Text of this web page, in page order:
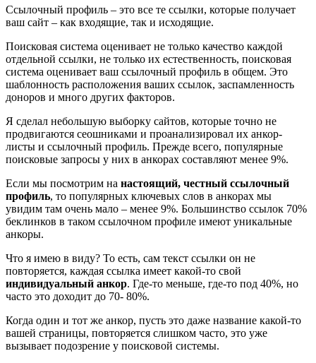
Ссылочный профиль – это все те ссылки, которые получает
ваш сайт – как входящие, так и исходящие.
Поисковая система оценивает не только качество каждой
отдельной ссылки, не только их естественность, поисковая
система оценивает ваш ссылочный профиль в общем. Это
шаблонность расположения ваших ссылок, заспамленность
доноров и много других факторов.
Я сделал небольшую выборку сайтов, которые точно не
продвигаются сеошниками и проанализировал их анкор-
листы и ссылочный профиль. Прежде всего, популярные
поисковые запросы у них в анкорах составляют менее 9%.
Если мы посмотрим на настоящий, честный ссылочный
профиль, то популярных ключевых слов в анкорах мы
увидим там очень мало – менее 9%. Большинство ссылок 70%
беклинков в таком ссылочном профиле имеют уникальные
анкоры.
Что я имею в виду? То есть, сам текст ссылки он не
повторяется, каждая ссылка имеет какой-то свой
индивидуальный анкор. Где-то меньше, где-то под 40%, но
часто это доходит до 70- 80%.
Когда один и тот же анкор, пусть это даже название какой-то
вашей страницы, повторяется слишком часто, это уже
вызывает подозрение у поисковой системы.